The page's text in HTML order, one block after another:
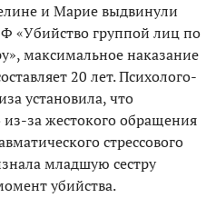
и Марие выдвинули
«Убийство группой лиц по
максимальное наказание
20 лет. Психолого-
установила, что
за жестокого обращения
стрессового
младшую сестру
убийства.